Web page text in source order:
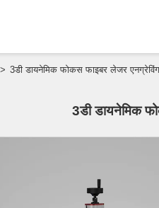
> 3डी डायनेमिक फोकस फाइबर लेजर एनग्रेविंग
3डी डायनेमिक